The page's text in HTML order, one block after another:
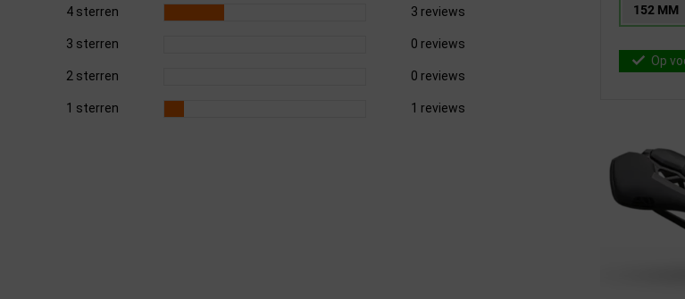
Fietsendragers & Fietskoffers
Fietstrainers
Hardlopen
Overige sporten & cadeaubon
4 sterren 3 reviews
3 sterren 0 reviews
2 sterren 0 reviews
1 sterren 1 reviews
152 MM
Op